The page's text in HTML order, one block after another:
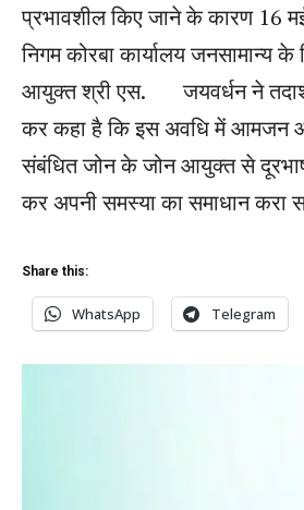
प्रभावशील किए जाने के कारण 16
निगम कोरबा कार्यालय जनसामान्य के
आयुक्त श्री एस. जयवर्धन ने
कर कहा है कि इस अवधि में आमजन
संबंधित जोन के जोन आयुक्त से दूरभाष
कर अपनी समस्या का समाधान करा
Share this:
WhatsApp Telegram